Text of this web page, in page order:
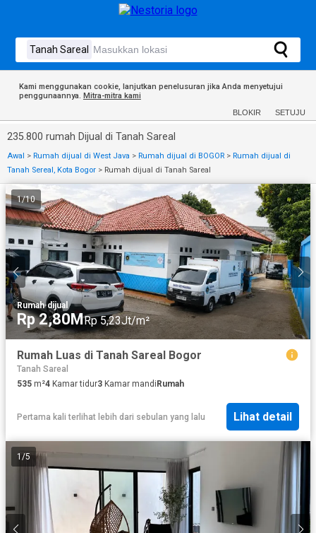
Kami menggunakan cookie, lanjutkan penelusuran jika Anda menyetujui
penggunaannya. Mitra-mitra kami
BLOKIR SETUJU
235.800 rumah Dijual di Tanah Sareal
Awal > Rumah dijual di West Java > Rumah dijual di BOGOR > Rumah dijual di
Tanah Sereal, Kota Bogor > Rumah dijual di Tanah Sareal
1/10
Rumah·dijual
Rp 2,80MRp 5,23Jt/m²
Rumah Luas di Tanah Sareal Bogor
Tanah Sareal
535 m²4 Kamar tidur3 Kamar mandiRumah
Pertama kali terlihat lebih dari sebulan yang lalu Lihat detail
1 /5